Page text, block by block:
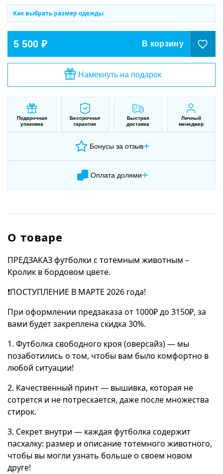
Как выбрать размер одежды
5 500 ₽ В корзину
Намекнуть на подарок
Подарочная
упаковка
Бессрочная
гарантия
Быстрая
доставка
Личный
менеджер
Бонусы за отзыв+
Оплата долями+
О товаре
ПРЕДЗАКАЗ футболки с тотемным животным –
Кролик в бордовом цвете.
❗️ПОСТУПЛЕНИЕ В МАРТЕ 2026 года!
При оформлении предзаказа от 1000₽ до 3150₽, за
вами будет закреплена скидка 30%.
1. Футболка свободного кроя (оверсайз) — мы
позаботились о том, чтобы вам было комфортно в
любой ситуации!
2. Качественный принт — вышивка, которая не
сотрется и не потрескается, даже после множества
стирок.
3. Секрет внутри — каждая футболка содержит
пасхалку: размер и описание тотемного животного,
чтобы вы могли узнать больше о своем новом
друге!